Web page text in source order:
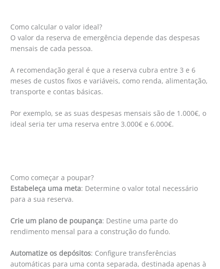
Como calcular o valor ideal?
O valor da reserva de emergência depende das despesas
mensais de cada pessoa.
A recomendação geral é que a reserva cubra entre 3 e 6
meses de custos fixos e variáveis, como renda, alimentação,
transporte e contas básicas.
Por exemplo, se as suas despesas mensais são de 1.000€, o
ideal seria ter uma reserva entre 3.000€ e 6.000€.
Como começar a poupar?
Estabeleça uma meta: Determine o valor total necessário
para a sua reserva.
Crie um plano de poupança: Destine uma parte do
rendimento mensal para a construção do fundo.
Automatize os depósitos: Configure transferências
automáticas para uma conta separada, destinada apenas à